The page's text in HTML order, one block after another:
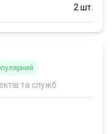
2 шт.
та служб